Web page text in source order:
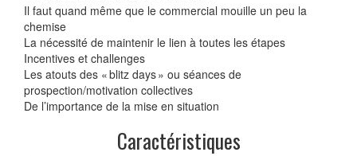
Il faut quand même que le commercial mouille un peu la
chemise
La nécessité de maintenir le lien à toutes les étapes
Incentives et challenges
Les atouts des « blitz days » ou séances de
prospection/motivation collectives
De l’importance de la mise en situation
Caractéristiques